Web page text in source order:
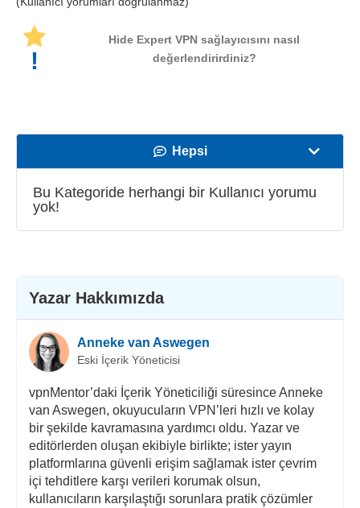
!
Hide Expert VPN sağlayıcısını nasıl
değerlendirirdiniz?
Hepsi
Hız
Müşteri hizmetleri
Bu Kategoride herhangi bir Kullanıcı yorumu
yok!
Yazar Hakkımızda
Anneke van Aswegen
Eski İçerik Yöneticisi
vpnMentor’daki İçerik Yöneticiliği süresince Anneke
van Aswegen, okuyucuların VPN’leri hızlı ve kolay
bir şekilde kavramasına yardımcı oldu. Yazar ve
editörlerden oluşan ekibiyle birlikte; ister yayın
platformlarına güvenli erişim sağlamak ister çevrim
içi tehditlere karşı verileri korumak olsun,
kullanıcıların karşılaştığı sorunlara pratik çözümler